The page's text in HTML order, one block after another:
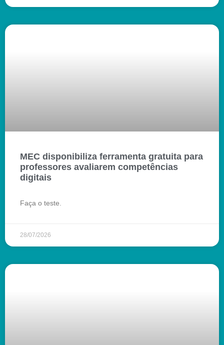
MEC disponibiliza ferramenta gratuita para
professores avaliarem competências
digitais
Faça o teste.
28/07/2026